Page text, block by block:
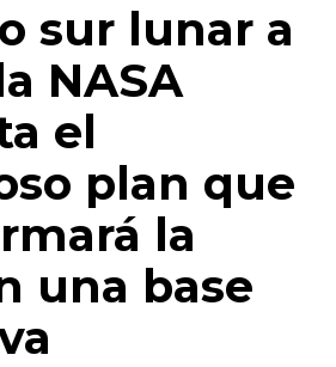
sur lunar a
NASA
el
plan que
la
una base